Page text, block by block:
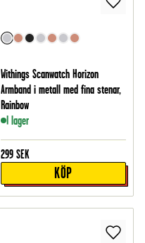
Withings Scanwatch Horizon
Armband i metall med fina stenar,
Rainbow
I lager
299 SEK
KÖP